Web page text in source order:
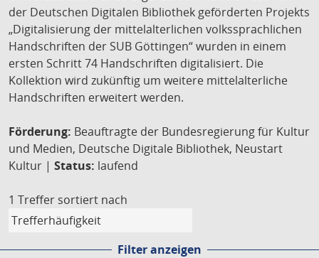
der Deutschen Digitalen Bibliothek geförderten Projekts
„Digitalisierung der mittelalterlichen volkssprachlichen
Handschriften der SUB Göttingen“ wurden in einem
ersten Schritt 74 Handschriften digitalisiert. Die
Kollektion wird zukünftig um weitere mittelalterliche
Handschriften erweitert werden.
Förderung: Beauftragte der Bundesregierung für Kultur
und Medien, Deutsche Digitale Bibliothek, Neustart
Kultur | Status: laufend
1 Treffer sortiert nach
Filter anzeigen